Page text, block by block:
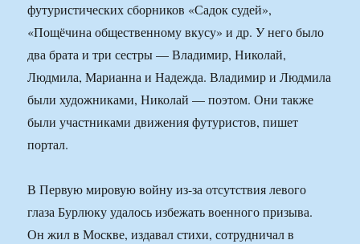
футуристических сборников «Садок судей»,
«Пощёчина общественному вкусу» и др. У него было
два брата и три сестры — Владимир, Николай,
Людмила, Марианна и Надежда. Владимир и Людмила
были художниками, Николай — поэтом. Они также
были участниками движения футуристов, пишет
портал.
В Первую мировую войну из-за отсутствия левого
глаза Бурлюку удалось избежать военного призыва.
Он жил в Москве, издавал стихи, сотрудничал в